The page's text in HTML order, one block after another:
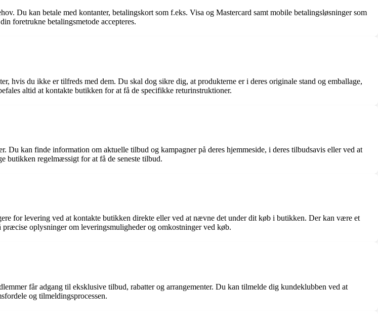
Du kan betale med kontanter, betalingskort som f.eks. Visa og Mastercard samt mobile betalingsløsninger som
foretrukne betalingsmetode accepteres.
hvis du ikke er tilfreds med dem. Du skal dog sikre dig, at produkterne er i deres originale stand og emballage,
altid at kontakte butikken for at få de specifikke returinstruktioner.
Du kan finde information om aktuelle tilbud og kampagner på deres hjemmeside, i deres tilbudsavis eller ved at
butikken regelmæssigt for at få de seneste tilbud.
for levering ved at kontakte butikken direkte eller ved at nævne det under dit køb i butikken. Der kan være et
oplysninger om leveringsmuligheder og omkostninger ved køb.
får adgang til eksklusive tilbud, rabatter og arrangementer. Du kan tilmelde dig kundeklubben ved at
og tilmeldingsprocessen.